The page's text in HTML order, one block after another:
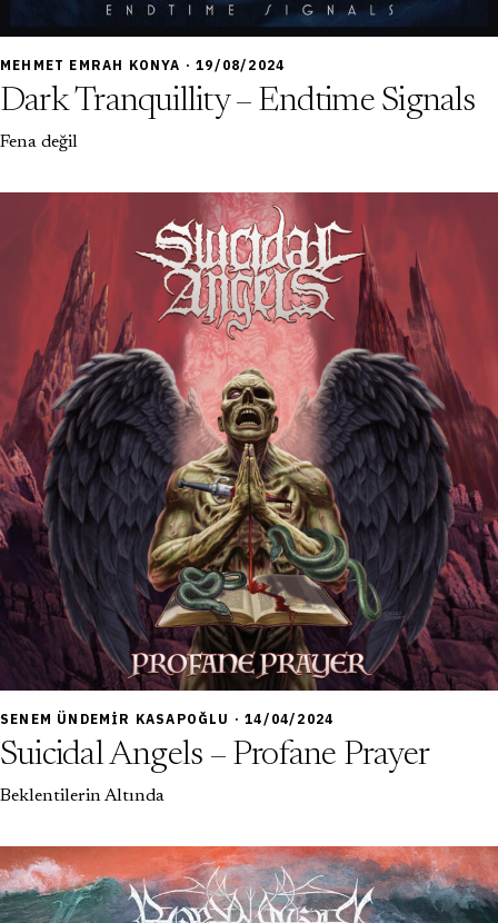
7,0
MEHMET EMRAH KONYA · 19/08/2024
Dark Tranquillity – Endtime Signals
Fena değil
6,5
SENEM ÜNDEMIR KASAPOĞLU · 14/04/2024
Suicidal Angels – Profane Prayer
Beklentilerin Altında